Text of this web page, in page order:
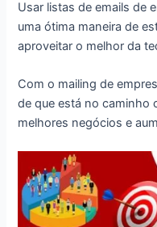
Usar listas de emails de
uma ótima maneira de
aproveitar o melhor da
Com o mailing de
de que está no caminho
melhores negócios e